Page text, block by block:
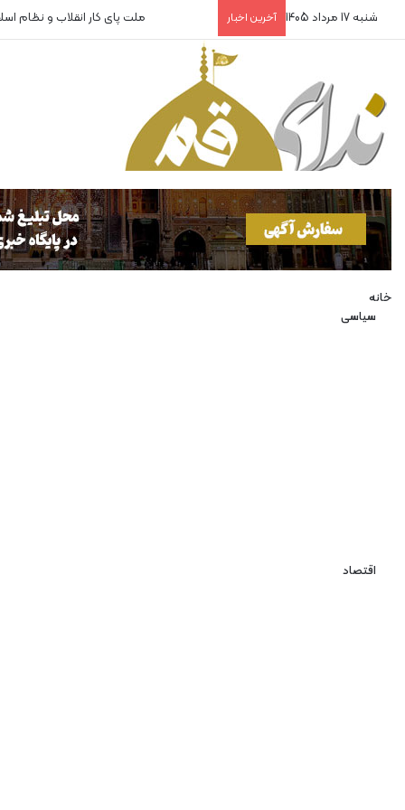
شنبه 17 مرداد 1405 آخرین اخبار روایتگران بی‌پناه!
خانه
سیاسی
اقتصاد